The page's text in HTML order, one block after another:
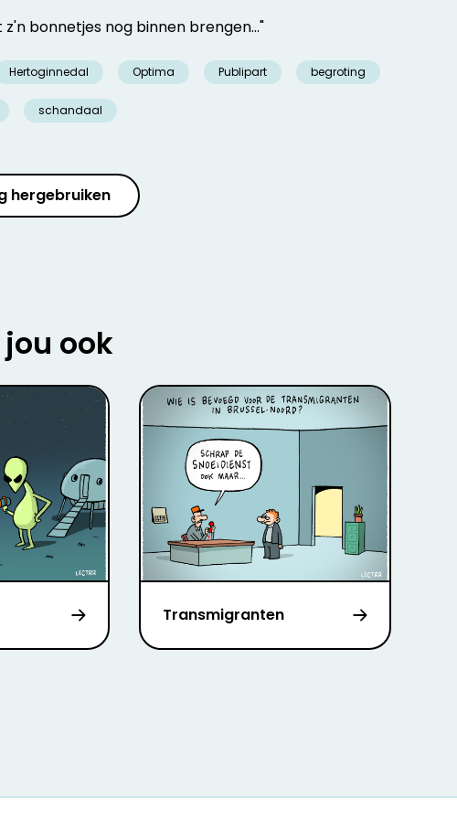
bonnetjes nog binnen brengen..."
Hertoginnedal Optima Publipart begroting
schandaal
hergebruiken
ook
Transmigranten